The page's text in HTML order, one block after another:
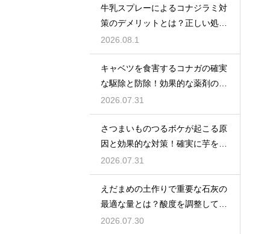
牛乳スプレーによるコナジラミ対
策のデメリットとは？正しい処理
で防ぐ
2026.08.1
キャベツを食害するコナガの確実
な駆除と防除！効果的な薬剤の選
び方
2026.07.31
さつまいものつるボケが起こる原
因と効果的な対策！確実に芋を肥
大化
2026.07.31
えだまめの土作りで重要な石灰の
最適な量とは？酸度を調整して生
育を促す
2026.07.30